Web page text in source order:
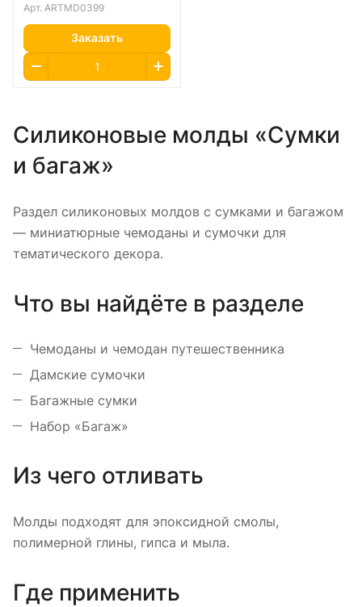
Арт. ARTMD0399
Заказать
Силиконовые молды «Сумки
и багаж»
Раздел силиконовых молдов с сумками и багажом
— миниатюрные чемоданы и сумочки для
тематического декора.
Что вы найдёте в разделе
Чемоданы и чемодан путешественника
Дамские сумочки
Багажные сумки
Набор «Багаж»
Из чего отливать
Молды подходят для эпоксидной смолы,
полимерной глины, гипса и мыла.
Где применить